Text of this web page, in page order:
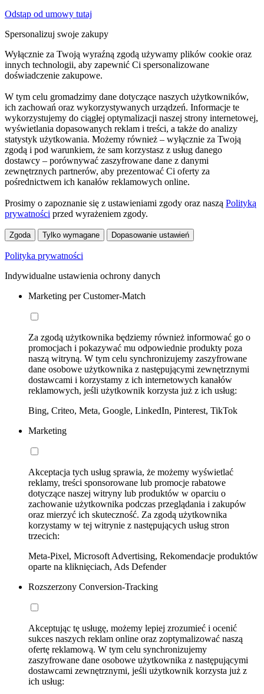
Odstąp od umowy tutaj
Spersonalizuj swoje zakupy
Wyłącznie za Twoją wyraźną zgodą używamy plików cookie oraz
innych technologii, aby zapewnić Ci spersonalizowane
doświadczenie zakupowe.
W tym celu gromadzimy dane dotyczące naszych użytkowników,
ich zachowań oraz wykorzystywanych urządzeń. Informacje te
wykorzystujemy do ciągłej optymalizacji naszej strony internetowej,
wyświetlania dopasowanych reklam i treści, a także do analizy
statystyk użytkowania. Możemy również – wyłącznie za Twoją
zgodą i pod warunkiem, że sam korzystasz z usług danego
dostawcy – porównywać zaszyfrowane dane z danymi
zewnętrznych partnerów, aby prezentować Ci oferty za
pośrednictwem ich kanałów reklamowych online.
Prosimy o zapoznanie się z ustawieniami zgody oraz naszą Polityką
prywatności przed wyrażeniem zgody.
Zgoda Tylko wymagane Dopasowanie ustawień
Polityka prywatności
Indywidualne ustawienia ochrony danych
Marketing per Customer-Match
Za zgodą użytkownika będziemy również informować go o
promocjach i pokazywać mu odpowiednie produkty poza
naszą witryną. W tym celu synchronizujemy zaszyfrowane
dane osobowe użytkownika z następującymi zewnętrznymi
dostawcami i korzystamy z ich internetowych kanałów
reklamowych, jeśli użytkownik korzysta już z ich usług:
Bing, Criteo, Meta, Google, LinkedIn, Pinterest, TikTok
Marketing
Akceptacja tych usług sprawia, że możemy wyświetlać
reklamy, treści sponsorowane lub promocje rabatowe
dotyczące naszej witryny lub produktów w oparciu o
zachowanie użytkownika podczas przeglądania i zakupów
oraz mierzyć ich skuteczność. Za zgodą użytkownika
korzystamy w tej witrynie z następujących usług stron
trzecich:
Meta-Pixel, Microsoft Advertising, Rekomendacje produktów
oparte na kliknięciach, Ads Defender
Rozszerzony Conversion-Tracking
Akceptując tę usługę, możemy lepiej zrozumieć i ocenić
sukces naszych reklam online oraz zoptymalizować naszą
ofertę reklamową. W tym celu synchronizujemy
zaszyfrowane dane osobowe użytkownika z następującymi
dostawcami zewnętrznymi, jeśli użytkownik korzysta już z
ich usług: